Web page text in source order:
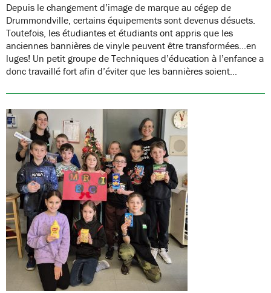
Depuis le changement d’image de marque au cégep de
Drummondville, certains équipements sont devenus désuets.
Toutefois, les étudiantes et étudiants ont appris que les
anciennes bannières de vinyle peuvent être transformées…en
luges! Un petit groupe de Techniques d’éducation à l’enfance a
donc travaillé fort afin d’éviter que les bannières soient…